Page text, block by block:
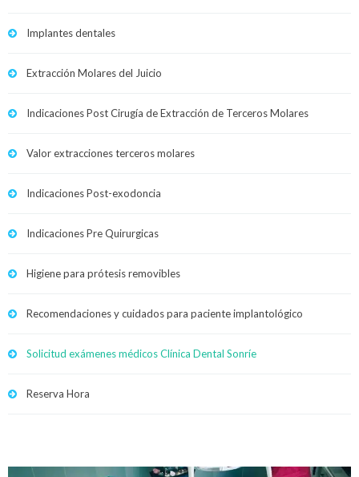
Implantes dentales
Extracción Molares del Juicio
Indicaciones Post Cirugía de Extracción de Terceros Molares
Valor extracciones terceros molares
Indicaciones Post-exodoncia
Indicaciones Pre Quirurgicas
Higiene para prótesis removibles
Recomendaciones y cuidados para paciente implantológico
Solicitud exámenes médicos Clínica Dental Sonríe
Reserva Hora